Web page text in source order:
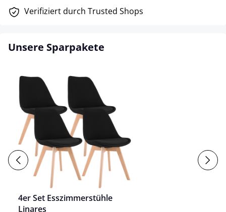
Verifiziert durch Trusted Shops
Unsere Sparpakete
4er Set Esszimmerstühle
Linares